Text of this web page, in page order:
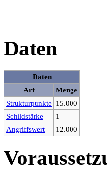
Daten
Daten
Art
Menge
Strukturpunkte
15.000
Schildstärke
1
Angriffswert
12.000